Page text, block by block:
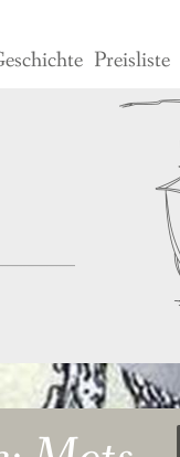
Preisliste